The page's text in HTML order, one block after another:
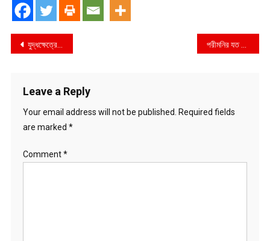
Post
যুদ্ধক্ষেত্রে মোবাইল ফোন ব্যবহারের বলি হল শতাধিক রুশ সেনা পরীমনির যত বিয়ে ও ঘনিষ্ঠ সম্পর্ক
Leave a Reply
Your email address will not be published. Required fields
are marked *
Comment*